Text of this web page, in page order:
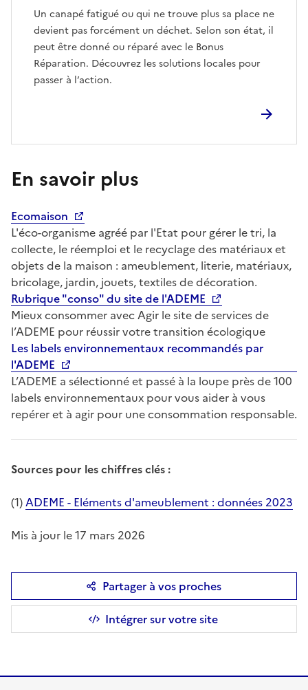
Un canapé fatigué ou qui ne trouve plus sa place ne
devient pas forcément un déchet. Selon son état, il
peut être donné ou réparé avec le Bonus
Réparation. Découvrez les solutions locales pour
passer à l’action.
En savoir plus
Ecomaison
L'éco-organisme agréé par l'Etat pour gérer le tri, la
collecte, le réemploi et le recyclage des matériaux et
objets de la maison : ameublement, literie, matériaux,
bricolage, jardin, jouets, textiles de décoration.
Rubrique "conso" du site de l'ADEME
Mieux consommer avec Agir le site de services de
l’ADEME pour réussir votre transition écologique
Les labels environnementaux recommandés par
l'ADEME
L’ADEME a sélectionné et passé à la loupe près de 100
labels environnementaux pour vous aider à vous
repérer et à agir pour une consommation responsable.
Sources pour les chiffres clés :
(1)ADEME - Eléments d'ameublement : données 2023
Mis à jour le 17 mars 2026
Partager à vos proches
Intégrer sur votre site